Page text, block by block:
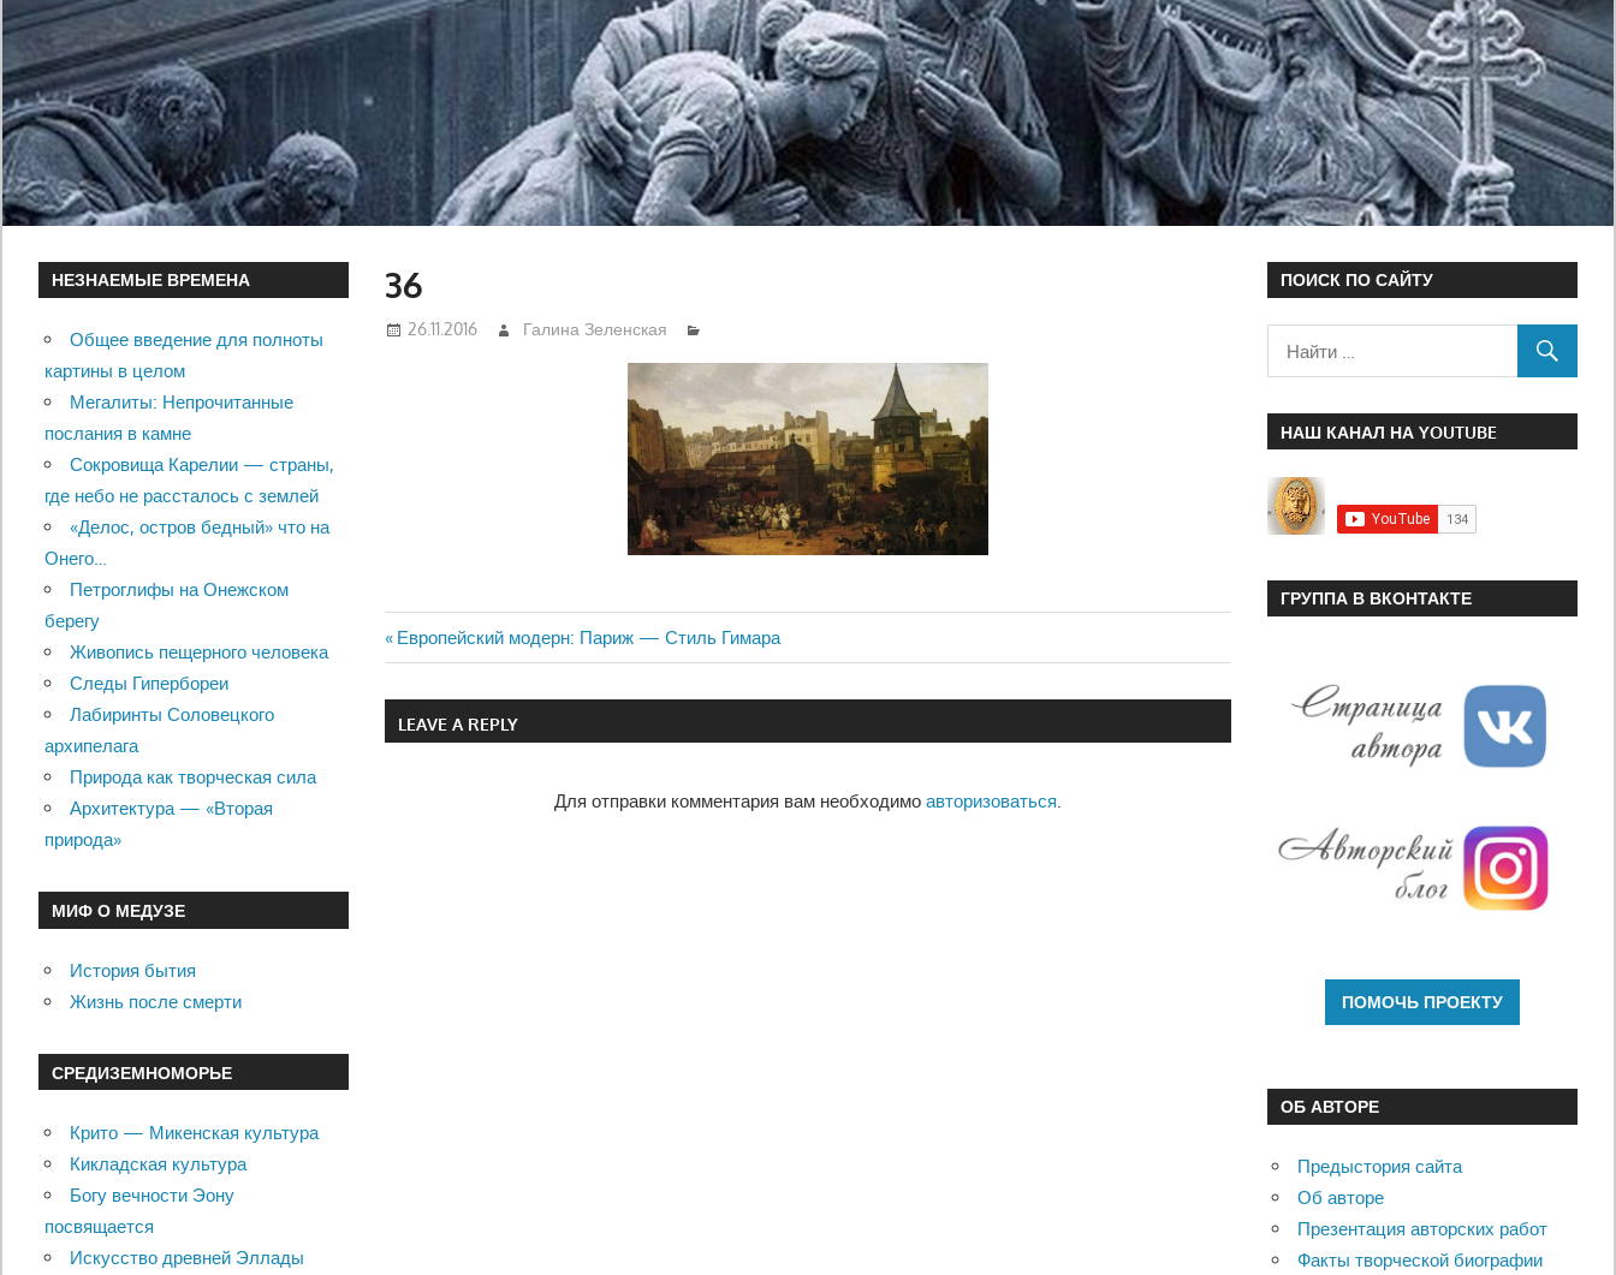
36
26.11.2016 Галина Зеленская
Навигация
по
Previous
Post:
Европейский модерн: Париж — Стиль Гимара
LEAVE A REPLY
Для отправки комментария вам необходимо авторизоваться.
НЕЗНАЕМЫЕ ВРЕМЕНА
Общее введение для полноты
картины в целом
Мегалиты: Непрочитанные
послания в камне
Сокровища Карелии — страны,
где небо не рассталось с землей
«Делос, остров бедный» что на
Онего…
Петроглифы на Онежском
берегу
Живопись пещерного человека
Следы Гипербореи
Лабиринты Соловецкого
архипелага
Природа как творческая сила
Архитектура — «Вторая
природа»
МИФ О МЕДУЗЕ
История бытия
Жизнь после смерти
СРЕДИЗЕМНОМОРЬЕ
Крито — Микенская культура
Кикладская культура
Богу вечности Эону
посвящается
Искусство древней Эллады
ПОИСК ПО САЙТУ
НАШ КАНАЛ НА YOUTUBE
ГРУППА В ВКОНТАКТЕ
ОБ АВТОРЕ
Предыстория сайта
Об авторе
Презентация авторских работ
Факты творческой биографии